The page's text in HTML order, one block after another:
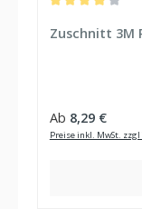
Zuschnitt 3M
Regulärer Preis:
Ab 8,29 €
Preise inkl. MwSt.